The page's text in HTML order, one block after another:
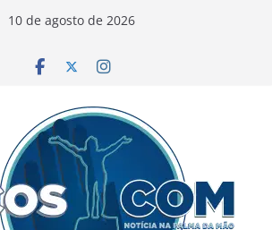
10 de agosto de 2026